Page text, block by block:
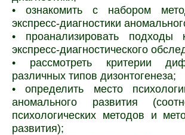
• ознакомить с набором
экспресс-диагностики
• проанализировать подходы
экспресс-диагностического
• рассмотреть критерии
различных типов дизонтогенеза;
• определить место
аномального развития
психологических методов и
развития);